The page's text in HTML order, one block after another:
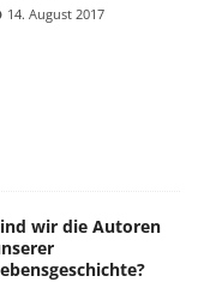
14. August 2017
wir die Autoren